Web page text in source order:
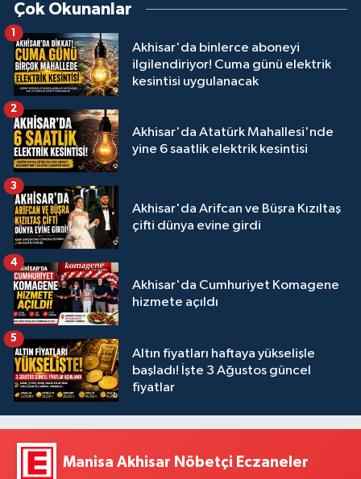
Çok Okunanlar
Akhisar'da binlerce aboneyi
ilgilendiriyor! Cuma günü elektrik
kesintisi uygulanacak
1
Akhisar'da Atatürk Mahallesi'nde
yine 6 saatlik elektrik kesintisi
2
Akhisar'da Arifcan ve Büşra Kızıltaş
çifti dünya evine girdi
3
Akhisar'da Cumhuriyet Komagene
hizmete açıldı
4
Altın fiyatları haftaya yükselişle
başladı! İşte 3 Ağustos güncel
fiyatlar
5
Manisa Akhisar Nöbetçi Eczaneler